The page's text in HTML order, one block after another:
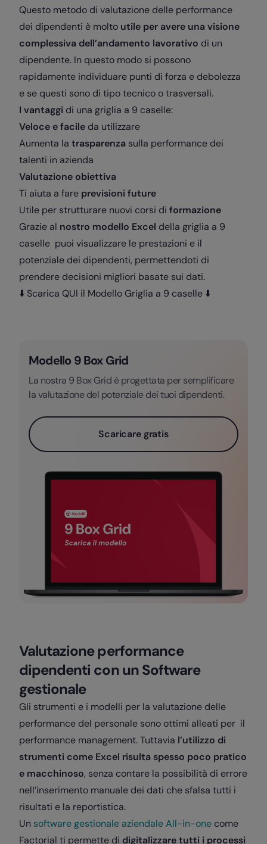
Questo metodo di valutazione delle performance
dei dipendenti è molto utile per avere una visione
complessiva dell’andamento lavorativo di un
dipendente. In questo modo si possono
rapidamente individuare punti di forza e debolezza
e se questi sono di tipo tecnico o trasversali.
I vantaggi di una griglia a 9 caselle:
Veloce e facile da utilizzare
Aumenta la trasparenza sulla performance dei
talenti in azienda
Valutazione obiettiva
Ti aiuta a fare previsioni future
Utile per strutturare nuovi corsi di formazione
Grazie al nostro modello Excel della griglia a 9
caselle puoi visualizzare le prestazioni e il
potenziale dei dipendenti, permettendoti di
prendere decisioni migliori basate sui dati.
⬇️ Scarica QUI il Modello Griglia a 9 caselle ⬇️
Modello 9 Box Grid
La nostra 9 Box Grid è progettata per semplificare
la valutazione del potenziale dei tuoi dipendenti.
Scaricare gratis
Valutazione performance
dipendenti con un Software
gestionale
Gli strumenti e i modelli per la valutazione delle
performance del personale sono ottimi alleati per il
performance management. Tuttavia l’utilizzo di
strumenti come Excel risulta spesso poco pratico
e macchinoso, senza contare la possibilità di errore
nell’inserimento manuale dei dati che sfalsa tutti i
risultati e la reportistica.
Un software gestionale aziendale All-in-one come
Factorial ti permette di digitalizzare tutti i processi